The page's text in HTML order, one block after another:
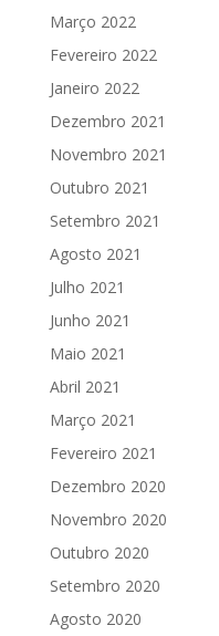
Março 2022
Fevereiro 2022
Janeiro 2022
Dezembro 2021
Novembro 2021
Outubro 2021
Setembro 2021
Agosto 2021
Julho 2021
Junho 2021
Maio 2021
Abril 2021
Março 2021
Fevereiro 2021
Dezembro 2020
Novembro 2020
Outubro 2020
Setembro 2020
Agosto 2020